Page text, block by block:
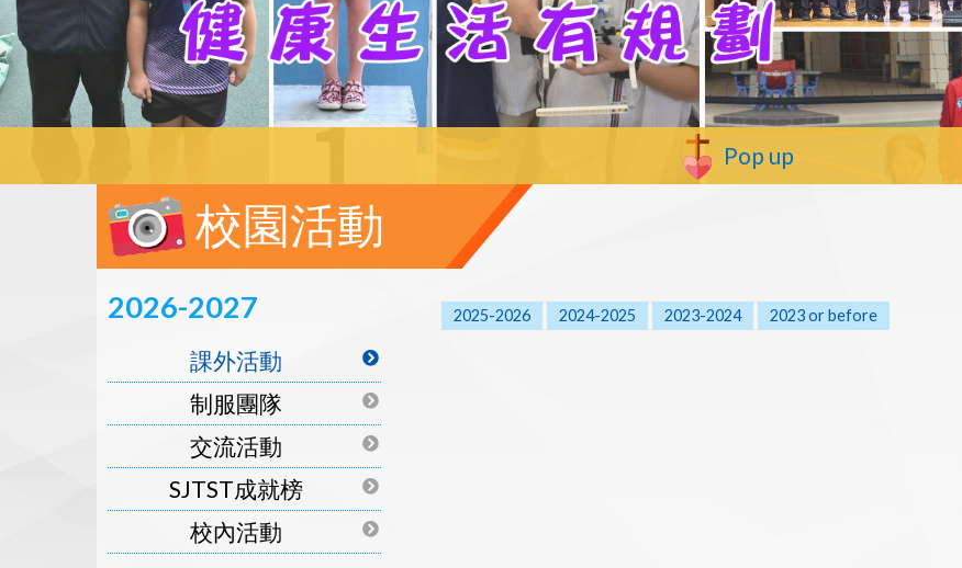
Pop up
校園活動
2026-2027
課外活動
制服團隊
交流活動
SJTST成就榜
校內活動
2025-2026 2024-2025 2023-2024 2023 or before